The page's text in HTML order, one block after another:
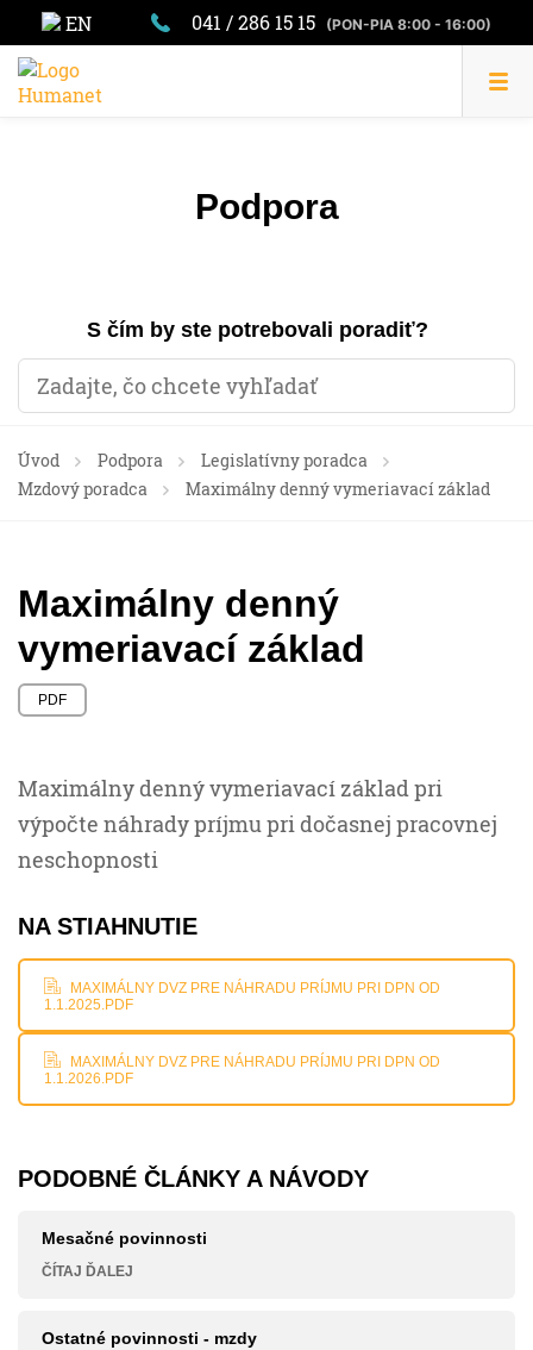
EN 041 / 286 15 15 (PON-PIA 8:00 - 16:00)
Podpora
S čím by ste potrebovali poradiť?
Úvod Podpora
Legislatívny poradca
Mzdový poradca
Maximálny denný vymeriavací základ
Maximálny denný
vymeriavací základ
PDF
Maximálny denný vymeriavací základ pri
výpočte náhrady príjmu pri dočasnej pracovnej
neschopnosti
NA STIAHNUTIE
MAXIMÁLNY DVZ PRE NÁHRADU PRÍJMU PRI DPN OD
1.1.2025.PDF
MAXIMÁLNY DVZ PRE NÁHRADU PRÍJMU PRI DPN OD
1.1.2026.PDF
PODOBNÉ ČLÁNKY A NÁVODY
Mesačné povinnosti
ČÍTAJ ĎALEJ
Ostatné povinnosti - mzdy